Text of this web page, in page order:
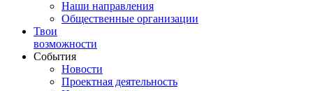
Наши направления
Общественные организации
Твои
возможности
События
Новости
Проектная деятельность